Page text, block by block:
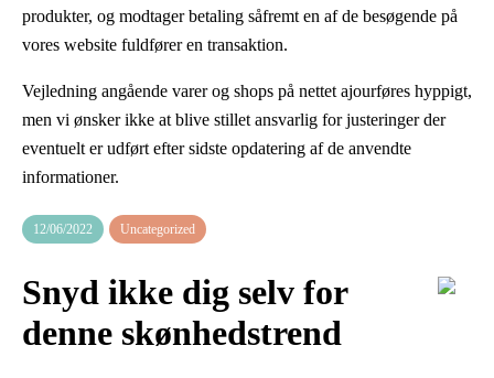
produkter, og modtager betaling såfremt en af de besøgende på
vores website fuldfører en transaktion.
Vejledning angående varer og shops på nettet ajourføres hyppigt,
men vi ønsker ikke at blive stillet ansvarlig for justeringer der
eventuelt er udført efter sidste opdatering af de anvendte
informationer.
12/06/2022 Uncategorized
Snyd ikke dig selv for
denne skønhedstrend